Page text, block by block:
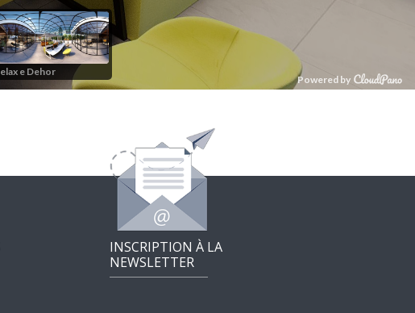
INSCRIPTION À LA
NEWSLETTER